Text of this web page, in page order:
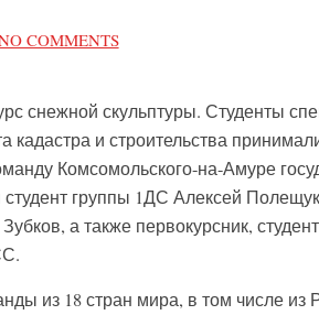
COMMENTS
снежной скульптуры. Студенты
кадастра и строительства
Комсомольского-на-Амуре
студент группы 1ДС Алексей
а также первокурсник,
из 18 стран мира, в том числе из